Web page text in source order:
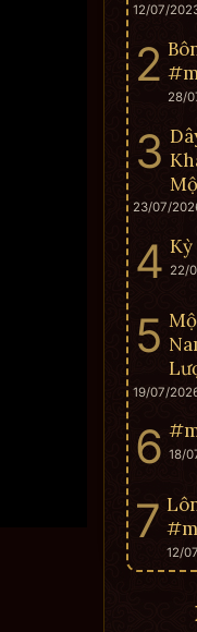
12/07/
28/
23/07/
22/
19/07/
18/
12/